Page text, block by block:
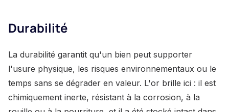
Durabilité
La durabilité garantit qu'un bien peut supporter
l'usure physique, les risques environnementaux ou le
temps sans se dégrader en valeur. L'or brille ici : il est
chimiquement inerte, résistant à la corrosion, à la